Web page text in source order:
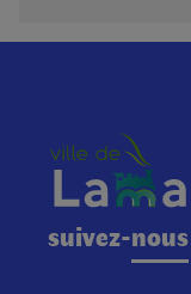
suivez-nous